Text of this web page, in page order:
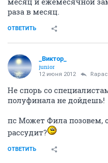
раза в месяц.
ОТВЕТИТЬ
_Виктор_
juniоr
12 июня 2012
Не спорь со
полуфинала не дойдешь!
пс Может Фила позовем,
рассудит?
ОТВЕТИТЬ